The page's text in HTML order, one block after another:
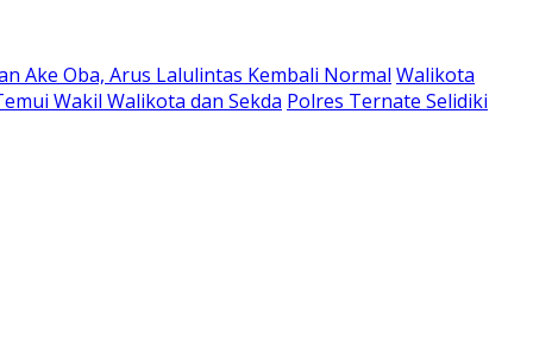
Ake Oba, Arus Lalulintas Kembali Normal Walikota
Wakil Walikota dan Sekda Polres Ternate Selidiki